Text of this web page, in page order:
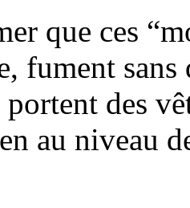
que ces
fument
portent des
au niveau